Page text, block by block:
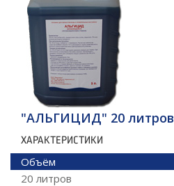
"АЛЬГИЦИД" 20 литров
ХАРАКТЕРИСТИКИ
Объём
20 литров